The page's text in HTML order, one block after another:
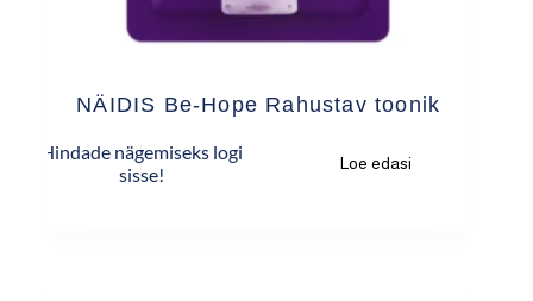
NÄIDIS Be-Hope Rahustav toonik
Hindade nägemiseks logi
sisse!
Loe edasi